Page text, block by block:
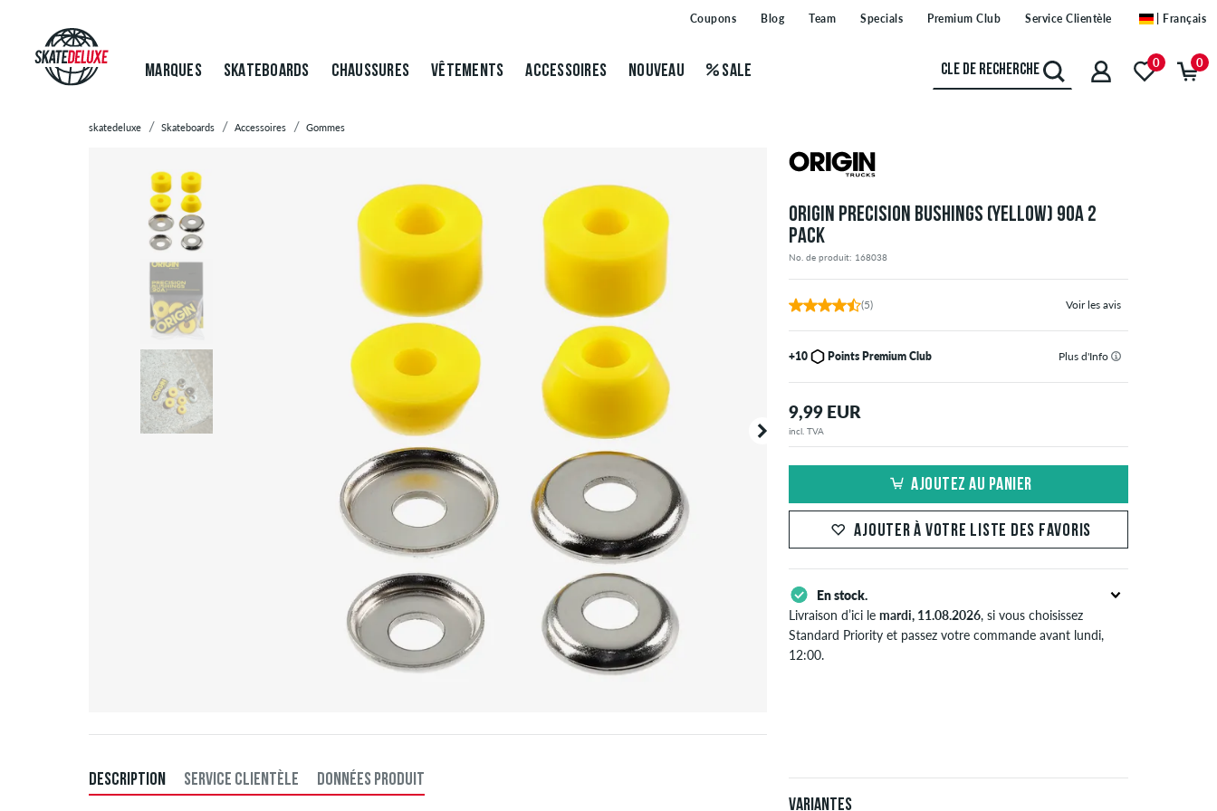
Coupons Blog Team Specials Premium Club Service Clientèle | Français
MARQUES SKATEBOARDS CHAUSSURES VÊTEMENTS ACCESSOIRES NOUVEAU SALE 0 0
skatedeluxe Skateboards Accessoires Gommes
ORIGIN PRECISION BUSHINGS (YELLOW) 90A 2
PACK
No. de produit: 168038
(5) Voir les avis
+10 Points Premium Club Plus d'Info
9,99 EUR
incl. TVA
AJOUTEZ AU PANIER
AJOUTER À VOTRE LISTE DES FAVORIS
En stock.
Livraison d’ici lemardi, 11.08.2026, si vous choisissez
Standard Priority et passez votre commande avant lundi,
12:00.
Variantes
DESCRIPTION SERVICE CLIENTÈLE DONNÉES PRODUIT